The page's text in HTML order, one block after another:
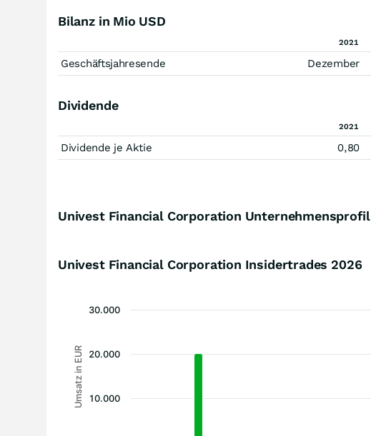
Bilanz in Mio USD
2021
Geschäftsjahresende Dezember
Dividende
2021
Dividende je Aktie 0,80
Univest Financial Corporation Unternehmensprofil
Univest Financial Corporation Insidertrades 2026
Umsatz in EUR 10.000
20.000
30.000